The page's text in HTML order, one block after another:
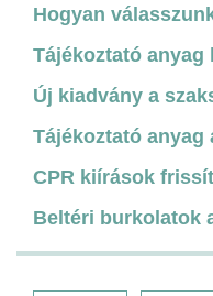
Hogyan
Tájékoztató
Új kiadvány a
Tájékoztató
CPR kiírások
Beltéri burkolatok